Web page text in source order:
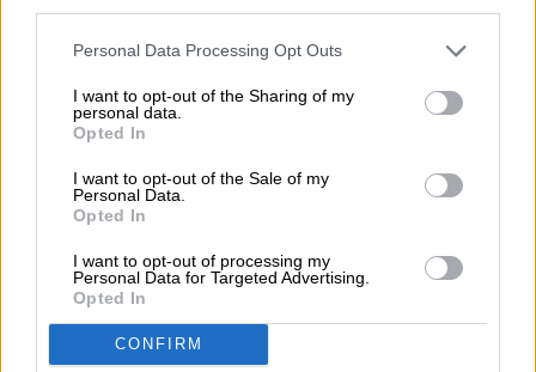
Personal Data Processing Opt Outs
I want to opt-out of the Sharing of my
personal data.
Opted In
I want to opt-out of the Sale of my
Personal Data.
Opted In
I want to opt-out of processing my
Personal Data for Targeted Advertising.
Opted In
CONFIRM
Topics
Homepage
AUTOS